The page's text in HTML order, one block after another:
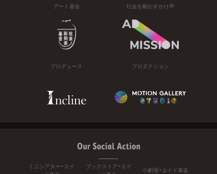
アート基金 社会を動かすかけ声
プロデュース プロダクション
Our Social Action
ミニシアター・エイ
ブックストア・エイ
小劇場・エイド基金